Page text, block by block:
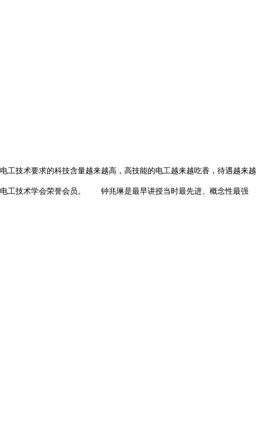
电工技术要求的科技含量越来越高，高技能的电工越来越吃香，待遇越来越
电工技术学会荣誉会员。 钟兆琳是最早讲授当时最先进、概念性最强